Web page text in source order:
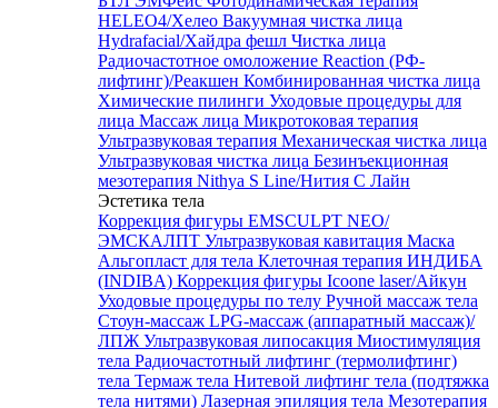
HELEO4/Хелео Вакуумная чистка лица
Hydrafacial/Хайдра фешл Чистка лица
Радиочастотное омоложение Reaction (РФ-
лифтинг)/Реакшен Комбинированная чистка лица
Химические пилинги Уходовые процедуры для
лица Массаж лица Микротоковая терапия
Ультразвуковая терапия Механическая чистка лица
Ультразвуковая чистка лица Безинъекционная
мезотерапия Nithya S Line/Нития С Лайн
Эстетика тела
Коррекция фигуры EMSCULPT NEO/
ЭМСКАЛПТ Ультразвуковая кавитация Маска
Альгопласт для тела Клеточная терапия ИНДИБА
(INDIBA) Коррекция фигуры Icoone laser/Айкун
Уходовые процедуры по телу Ручной массаж тела
Стоун-массаж LPG-массаж (аппаратный массаж)/
ЛПЖ Ультразвуковая липосакция Миостимуляция
тела Радиочастотный лифтинг (термолифтинг)
тела Термаж тела Нитевой лифтинг тела (подтяжка
тела нитями) Лазерная эпиляция тела Мезотерапия